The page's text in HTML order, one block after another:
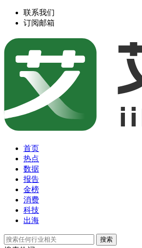
联系我们
订阅邮箱
首页
热点
数据
报告
金榜
消费
科技
出海
搜索